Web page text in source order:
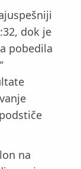
dok je
pobedila
na